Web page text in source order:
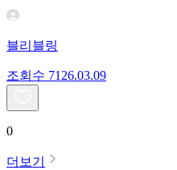
블리블링
조회수 71 26.03.09
0
더보기